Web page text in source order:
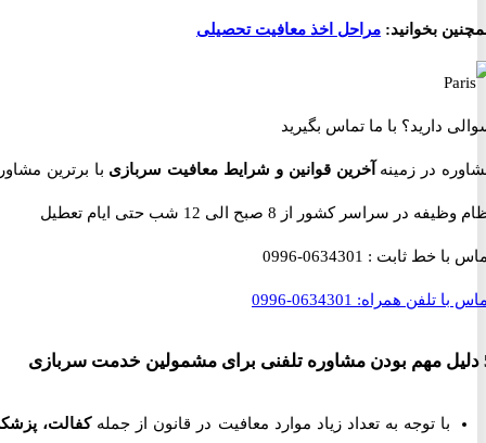
بخوانید: مراحل اخذ معافیت تحصیلی
دارید؟ با ما تماس بگیرید
در زمینهآخرین قوانین و شرایط معافیت سربازیبا برترین مشاوران
در سراسر کشور از 8 صبح الی 12 شب حتی ایام تعطیل
با خط ثابت :0634301-0996
تلفن همراه:0634301-0996
با توجه به تعداد زیاد موارد معافیت در قانون از جملهکفالت، پزشکی،